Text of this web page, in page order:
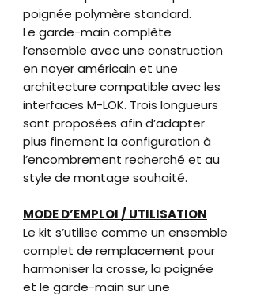
poignée polymère standard.
Le garde-main complète
l’ensemble avec une construction
en noyer américain et une
architecture compatible avec les
interfaces M-LOK. Trois longueurs
sont proposées afin d’adapter
plus finement la configuration à
l’encombrement recherché et au
style de montage souhaité.
MODE D’EMPLOI / UTILISATION
Le kit s’utilise comme un ensemble
complet de remplacement pour
harmoniser la crosse, la poignée
et le garde-main sur une